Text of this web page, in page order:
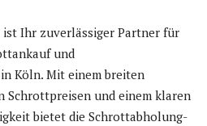
Ihr zuverlässiger Partner für
und
Köln. Mit einem breiten
Schrottpreisen und einem klaren
bietet die Schrottabholung-